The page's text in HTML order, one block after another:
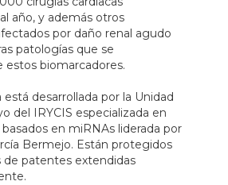
año, y además otros
por daño renal agudo
patologías que se
estos biomarcadores.
desarrollada por la Unidad
del IRYCIS especializada en
en miRNAs liderada por
Bermejo. Están protegidos
de patentes extendidas